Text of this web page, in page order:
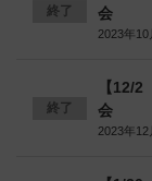
終了
会
2023年10
終了
【12/
会
2023年12